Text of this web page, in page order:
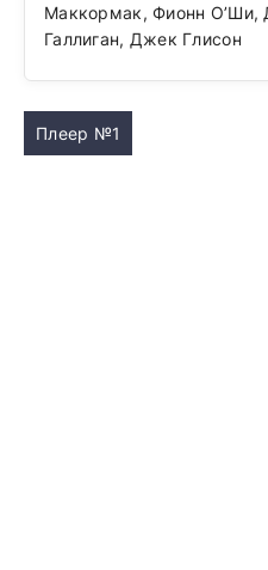
Маккормак, Фионн О’Ши,
Галлиган, Джек Глисон
Плеер №1